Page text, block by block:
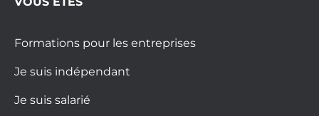
Formations pour les entreprises
Je suis indépendant
Je suis salarié